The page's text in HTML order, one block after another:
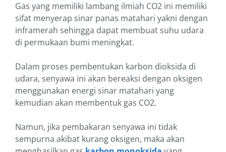
Gas yang memiliki lambang ilmiah CO2 ini memiliki
sifat menyerap sinar panas matahari yakni dengan
inframerah sehingga dapat membuat suhu udara
di permukaan bumi meningkat.
Dalam proses pembentukan karbon dioksida di
udara, senyawa ini akan bereaksi dengan oksigen
menggunakan energi sinar matahari yang
kemudian akan membentuk gas CO2.
Namun, jika pembakaran senyawa ini tidak
sempurna akibat kurang oksigen, maka akan